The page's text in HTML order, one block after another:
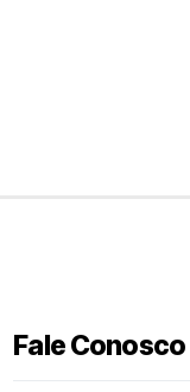
Fale Conosco